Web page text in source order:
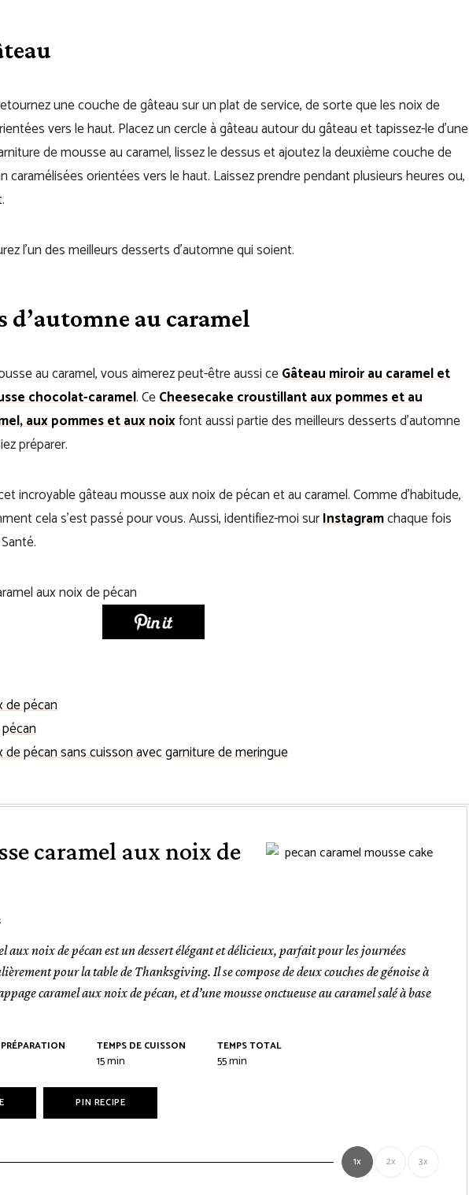
une couche de gâteau sur un plat de service, de sorte que les noix de
vers le haut. Placez un cercle à gâteau autour du gâteau et tapissez-le d’une
de mousse au caramel, lissez le dessus et ajoutez la deuxième couche de
caramélisées orientées vers le haut. Laissez prendre pendant plusieurs heures ou,
l’un des meilleurs desserts d’automne qui soient.
d’automne au caramel
au caramel, vous aimerez peut-être aussi ceGâteau miroir au caramel et
chocolat-caramel. CeCheesecake croustillant aux pommes et au
aux pommes et aux noixfont aussi partie des meilleurs desserts d’automne
préparer.
incroyable gâteau mousse aux noix de pécan et au caramel. Comme d’habitude,
cela s’est passé pour vous. Aussi, identifiez-moi surInstagramchaque fois
de pécan
pécan sans cuisson avec garniture de meringue
caramel aux noix de
aux noix de pécan est un dessert élégant et délicieux, parfait pour les journées
pour la table de Thanksgiving. Il se compose de deux couches de génoise à
caramel aux noix de pécan, et d’une mousse onctueuse au caramel salé à base
TEMPS DE CUISSON
15minutes
min
TEMPS TOTAL
55minutes
min
PIN RECIPE
1x 2x 3x